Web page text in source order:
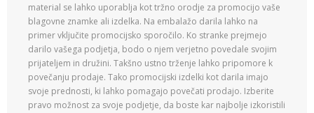
material se lahko uporablja kot tržno orodje za promocijo vaše
blagovne znamke ali izdelka. Na embalažo darila lahko na
primer vključite promocijsko sporočilo. Ko stranke prejmejo
darilo vašega podjetja, bodo o njem verjetno povedale svojim
prijateljem in družini. Takšno ustno trženje lahko pripomore k
povečanju prodaje. Tako promocijski izdelki kot darila imajo
svoje prednosti, ki lahko pomagajo povečati prodajo. Izberite
pravo možnost za svoje podjetje, da boste kar najbolje izkoristili